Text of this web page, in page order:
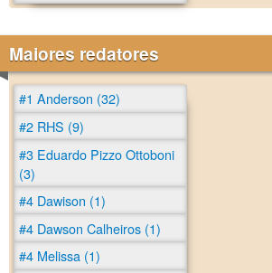
Maiores redatores
#1 Anderson (32)
#2 RHS (9)
#3 Eduardo Pizzo Ottoboni
(3)
#4 Dawison (1)
#4 Dawson Calheiros (1)
#4 Melissa (1)